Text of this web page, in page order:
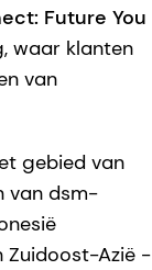
Future You
waar klanten
van
gebied van
van dsm-
Zuidoost-Azië -